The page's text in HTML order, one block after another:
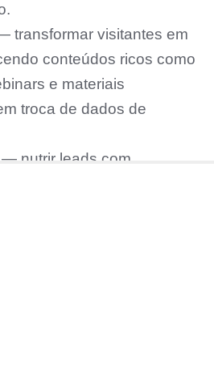
transformar visitantes em
conteúdos ricos como
e materiais
troca de dados de
— nutrir leads com